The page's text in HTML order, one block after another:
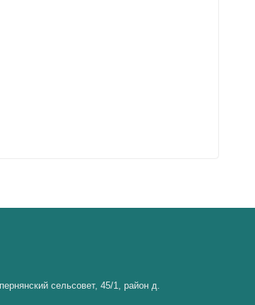
сельсовет, 45/1, район д.